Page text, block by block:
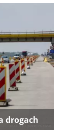
drogach